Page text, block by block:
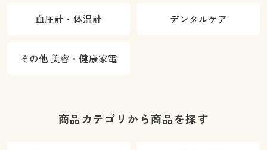
血圧計・体温計 デンタルケア
その他 美容・健康家電
商品カテゴリから商品を探す